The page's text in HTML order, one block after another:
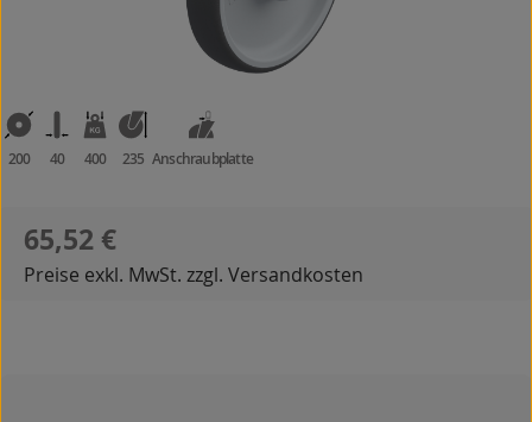
200 40 400 235 Anschraubplatte
Regulärer Preis:
65,52 €
Preise exkl. MwSt. zzgl. Versandkosten